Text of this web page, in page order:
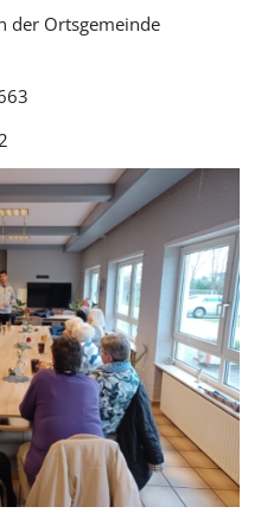
der Ortsgemeinde